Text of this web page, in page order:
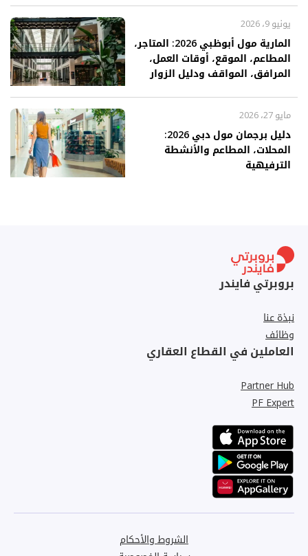
المارية مول أبوظبي 2026: المتاجر،
المطاعم، الموقع، أوقات العمل،
المرافق، المواقف ودليل الزوار
يونيو 9، 2026
دليل برجمان مول دبي 2026:
المحلات، المطاعم والأنشطة
الترفيهية
مايو 27، 2026
بروبرتي فايندر
نبذة عنا
وظائف
العاملين في القطاع العقاري
Partner Hub
PF Expert
الشروط والأحكام